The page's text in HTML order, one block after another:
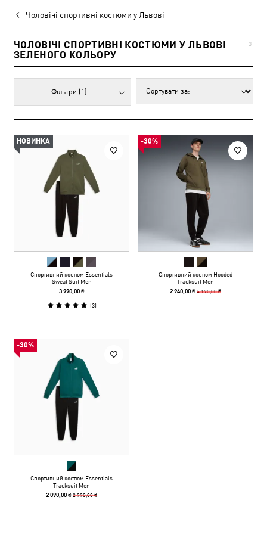
Чоловічі спортивні костюми у Львові
ЧОЛОВІЧІ СПОРТИВНІ КОСТЮМИ У ЛЬВОВІ
ЗЕЛЕНОГО КОЛЬОРУ
3
Фільтри (1)
НОВИНКА
Спортивний костюм Essentials
Sweat Suit Men
3 990,00 ₴
(3)
-30%
Спортивний костюм Hooded
Tracksuit Men
2 940,00 ₴4 190,00 ₴
-30%
Спортивний костюм Essentials
Tracksuit Men
2 090,00 ₴2 990,00 ₴